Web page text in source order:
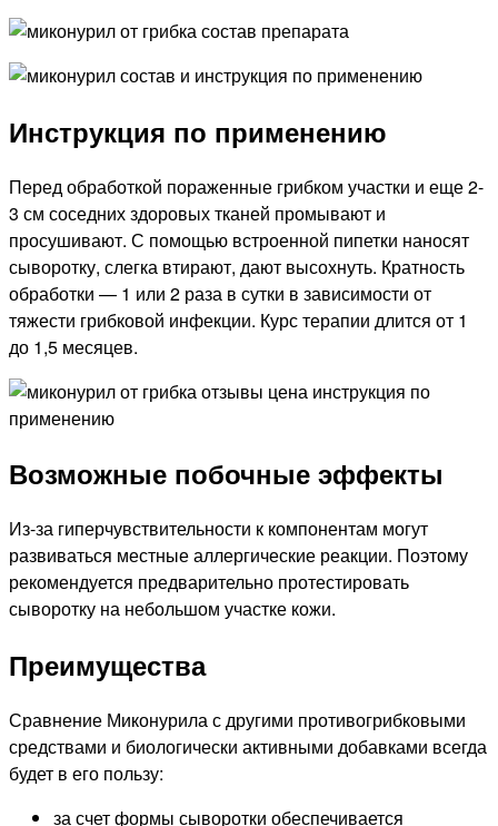
Инструкция по применению
Перед обработкой пораженные грибком участки и еще 2-
3 см соседних здоровых тканей промывают и
просушивают. С помощью встроенной пипетки наносят
сыворотку, слегка втирают, дают высохнуть. Кратность
обработки — 1 или 2 раза в сутки в зависимости от
тяжести грибковой инфекции. Курс терапии длится от 1
до 1,5 месяцев.
Возможные побочные эффекты
Из-за гиперчувствительности к компонентам могут
развиваться местные аллергические реакции. Поэтому
рекомендуется предварительно протестировать
сыворотку на небольшом участке кожи.
Преимущества
Сравнение Миконурила с другими противогрибковыми
средствами и биологически активными добавками всегда
будет в его пользу:
за счет формы сыворотки обеспечивается